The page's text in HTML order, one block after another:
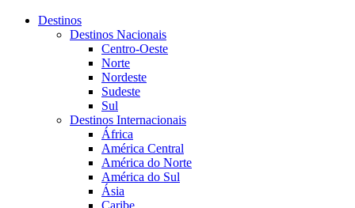
Destinos
Destinos Nacionais
Centro-Oeste
Norte
Nordeste
Sudeste
Sul
Destinos Internacionais
África
América Central
América do Norte
América do Sul
Ásia
Caribe